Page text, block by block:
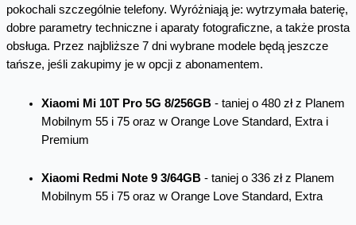
pokochali szczególnie telefony. Wyróżniają je: wytrzymała baterię,
dobre parametry techniczne i aparaty fotograficzne, a także prosta
obsługa. Przez najbliższe 7 dni wybrane modele będą jeszcze
tańsze, jeśli zakupimy je w opcji z abonamentem.
Xiaomi Mi 10T Pro 5G 8/256GB- taniej o 480 zł z Planem
Mobilnym 55 i 75 oraz w Orange Love Standard, Extra i
Premium
Xiaomi Redmi Note 9 3/64GB- taniej o 336 zł z Planem
Mobilnym 55 i 75 oraz w Orange Love Standard, Extra